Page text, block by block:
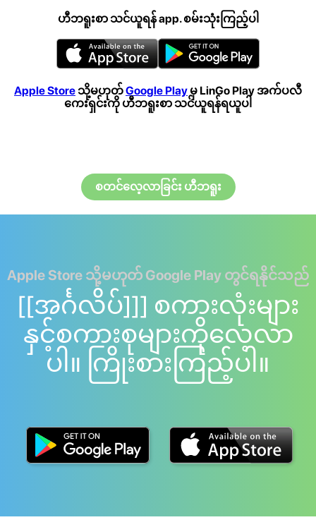
ဟီဘရူးစာ သင်ယူရန် app. စမ်းသုံးကြည့်ပါ
Apple Storeသို့မဟုတ်Google Play မှ LinGo Play အက်ပလီ
ကေးရှင်းကို ဟီဘရူးစာ သင်ယူရန်ရယူပါ
စတင်လေ့လာခြင်း ဟီဘရူး
Apple Store သို့မဟုတ် Google Play တွင်ရနိုင်သည်
[[အင်္ဂလိပ်]]] စကားလုံးများ
နှင့်စကားစုများကိုလေ့လာ
ပါ။ ကြိုးစားကြည့်ပါ။